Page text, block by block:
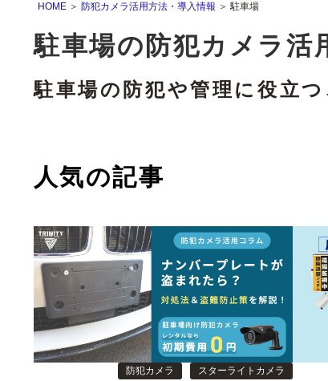
HOME ＞ 防犯カメラ活用方法・導入情報 ＞ 駐車場
駐車場の防犯カメラ活
駐車場の防犯や管理に役立
人気の記事
防犯カメラ スターライトカメラ